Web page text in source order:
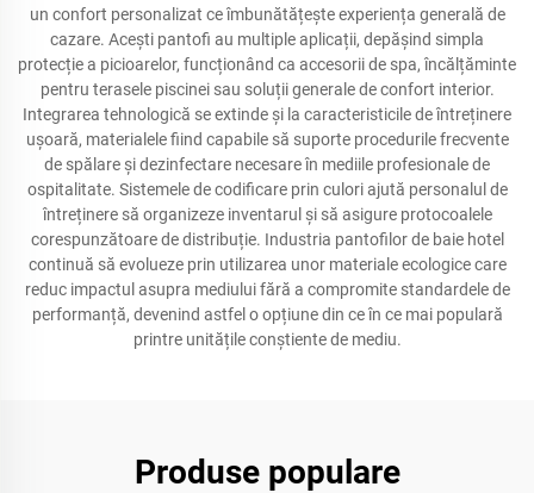
un confort personalizat ce îmbunătățește experiența generală de
cazare. Acești pantofi au multiple aplicații, depășind simpla
protecție a picioarelor, funcționând ca accesorii de spa, încălțăminte
pentru terasele piscinei sau soluții generale de confort interior.
Integrarea tehnologică se extinde și la caracteristicile de întreținere
ușoară, materialele fiind capabile să suporte procedurile frecvente
de spălare și dezinfectare necesare în mediile profesionale de
ospitalitate. Sistemele de codificare prin culori ajută personalul de
întreținere să organizeze inventarul și să asigure protocoalele
corespunzătoare de distribuție. Industria pantofilor de baie hotel
continuă să evolueze prin utilizarea unor materiale ecologice care
reduc impactul asupra mediului fără a compromite standardele de
performanță, devenind astfel o opțiune din ce în ce mai populară
printre unitățile conștiente de mediu.
Produse populare